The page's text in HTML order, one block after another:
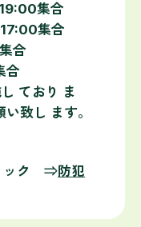
集合
集合
合
合
ており ま
致し ます。
ック ⇒防犯